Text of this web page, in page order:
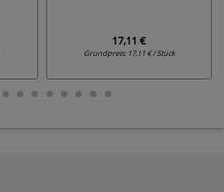
17,11 €
Grundpreis: 17,11 € / Stück